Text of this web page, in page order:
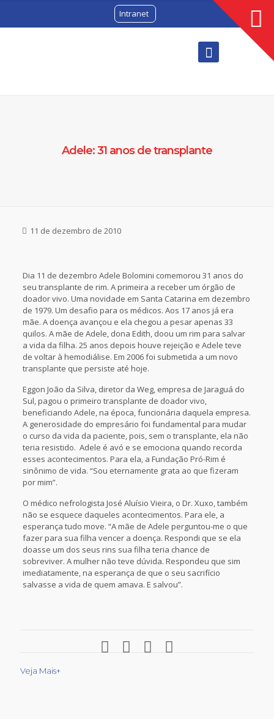
Intranet
Adele: 31 anos de transplante
11 de dezembro de 2010
Dia 11 de dezembro Adele Bolomini comemorou 31 anos do
seu transplante de rim. A primeira a receber um órgão de
doador vivo. Uma novidade em Santa Catarina em dezembro
de 1979. Um desafio para os médicos. Aos 17 anos já era
mãe. A doença avançou e ela chegou a pesar apenas 33
quilos. A mãe de Adele, dona Edith, doou um rim para salvar
a vida da filha. 25 anos depois houve rejeição e Adele teve
de voltar à hemodiálise. Em 2006 foi submetida a um novo
transplante que persiste até hoje.
Eggon João da Silva, diretor da Weg, empresa de Jaraguá do
Sul, pagou o primeiro transplante de doador vivo,
beneficiando Adele, na época, funcionária daquela empresa.
A generosidade do empresário foi fundamental para mudar
o curso da vida da paciente, pois, sem o transplante, ela não
teria resistido. Adele é avó e se emociona quando recorda
esses acontecimentos. Para ela, a Fundação Pró-Rim é
sinônimo de vida. “Sou eternamente grata ao que fizeram
por mim”.
O médico nefrologista José Aluísio Vieira, o Dr. Xuxo, também
não se esquece daqueles acontecimentos. Para ele, a
esperança tudo move. “A mãe de Adele perguntou-me o que
fazer para sua filha vencer a doença. Respondi que se ela
doasse um dos seus rins sua filha teria chance de
sobreviver. A mulher não teve dúvida. Respondeu que sim
imediatamente, na esperança de que o seu sacrifício
salvasse a vida de quem amava. E salvou”.
Veja Mais+